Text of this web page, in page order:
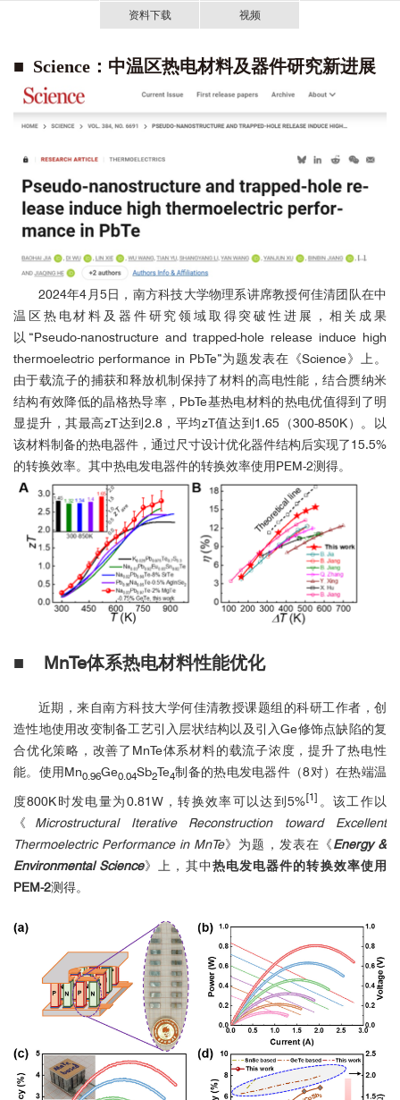
资料下载 视频
■ Science： 中温区热电材料及器件研究新进展
2024年4月5日，南方科技大学物理系讲席教授何佳清团队在中
温区热电材料及器件研究领域取得突破性进展，相关成果
以“Pseudo-nanostructure and trapped-hole release induce high
thermoelectric performance in PbTe”为题发表在《Science》上。
由于载流子的捕获和释放机制保持了材料的高电性能，结合赝纳米
结构有效降低的晶格热导率，PbTe基热电材料的热电优值得到了明
显提升，其最高zT达到2.8，平均zT值达到1.65（300-850K）。以
该材料制备的热电器件，通过尺寸设计优化器件结构后实现了15.5%
的转换效率。其中热电发电器件的转换效率使用PEM-2测得。
■ MnTe体系热电材料性能优化
近期，来自南方科技大学何佳清教授课题组的科研工作者，创
造性地使用改变制备工艺引入层状结构以及引入Ge修饰点缺陷的复
合优化策略，改善了MnTe体系材料的载流子浓度，提升了热电性
能。使用Mn0.96Ge0.04Sb2Te4制备的热电发电器件（8对）在热端温
度800K时发电量为0.81W，转换效率可以达到5%[1] 。该工作以
《 Microstructural Iterative Reconstruction toward Excellent
Thermoelectric Performance in MnTe》为题，发表在《Energy &
Environmental Science》上，其中热电发电器件的转换效率使用
PEM-2测得。
30mm2样品测试结果
国内用户
武汉理工大学
国外用户
热电转换效率测量系统-PEM-中文资料.pdf
高性能热电材料/器件性能测量与表征系列